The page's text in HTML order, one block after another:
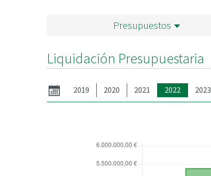
Presupuestos
Liquidación Presupuestaria
2019 2020 2021 2022 2023